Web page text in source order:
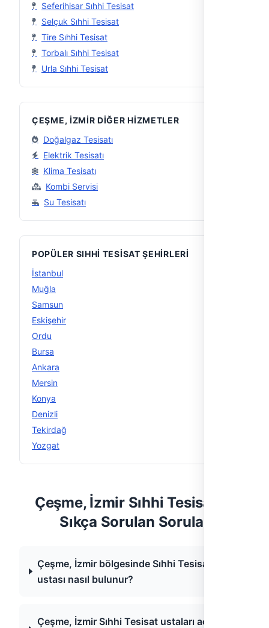
Seferihisar Sıhhi Tesisat
Selçuk Sıhhi Tesisat
Tire Sıhhi Tesisat
Torbalı Sıhhi Tesisat
Urla Sıhhi Tesisat
ÇEŞME, İZMIR DIĞER HIZMETLER
Doğalgaz Tesisatı
Elektrik Tesisatı
Klima Tesisatı
Kombi Servisi
Su Tesisatı
POPÜLER SIHHI TESISAT ŞEHIRLERI
İstanbul
Muğla
Samsun
Eskişehir
Ordu
Bursa
Ankara
Mersin
Konya
Denizli
Tekirdağ
Yozgat
Çeşme, İzmir Sıhhi Tesisat —
Sıkça Sorulan Sorular
Çeşme, İzmir bölgesinde Sıhhi Tesisat
ustası nasıl bulunur?
Çeşme, İzmir Sıhhi Tesisat ustaları acil